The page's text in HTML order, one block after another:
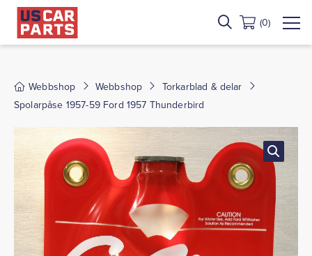
(0)
Webbshop Webbshop
Torkarblad & delar
Spolarpåse 1957-59 Ford 1957 Thunderbird